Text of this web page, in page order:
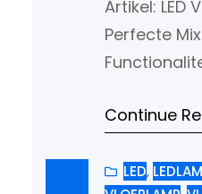
Artikel: LED
Perfecte
geworden
Continue
LED,